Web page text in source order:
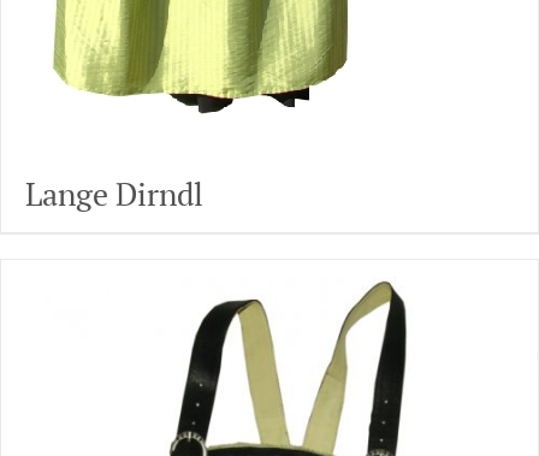
Lange Dirndl